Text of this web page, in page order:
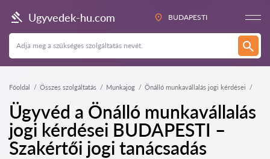
Ugyvedek-hu.com BUDAPESTI
Főoldal Összes szolgáltatás Munkajog Önálló munkavállalás jogi kérdései
Ügyvéd a Önálló munkavállalás
jogi kérdései BUDAPESTI –
Szakértői jogi tanácsadás